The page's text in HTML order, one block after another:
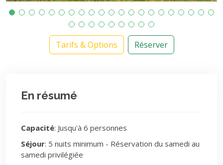
Tarifs & Options Réserver
En résumé
Capacité: Jusqu'à 6 personnes
Séjour: 5 nuits minimum - Réservation du samedi au
samedi privilégiée